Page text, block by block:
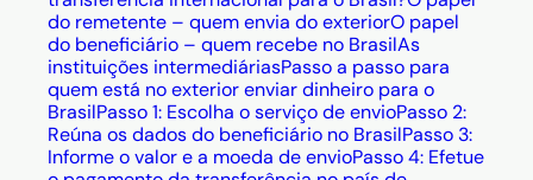
do remetente – quem envia do exteriorO papel
do beneficiário – quem recebe no BrasilAs
instituições intermediáriasPasso a passo para
quem está no exterior enviar dinheiro para o
BrasilPasso 1: Escolha o serviço de envioPasso 2:
Reúna os dados do beneficiário no BrasilPasso 3:
Informe o valor e a moeda de envioPasso 4: Efetue